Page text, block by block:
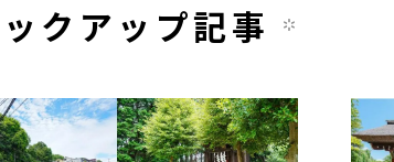
クアップ記事